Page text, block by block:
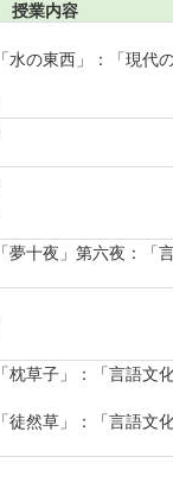
授業内容
水の東西」：「現代
夢十夜」第六夜：「
枕草子」：「言語文
徒然草」：「言語文